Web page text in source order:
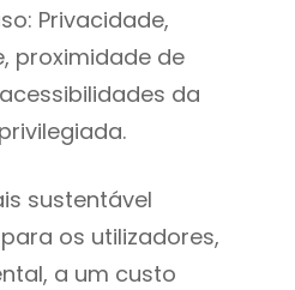
Privacidade,
proximidade de
da
sustentável
os utilizadores,
a um custo